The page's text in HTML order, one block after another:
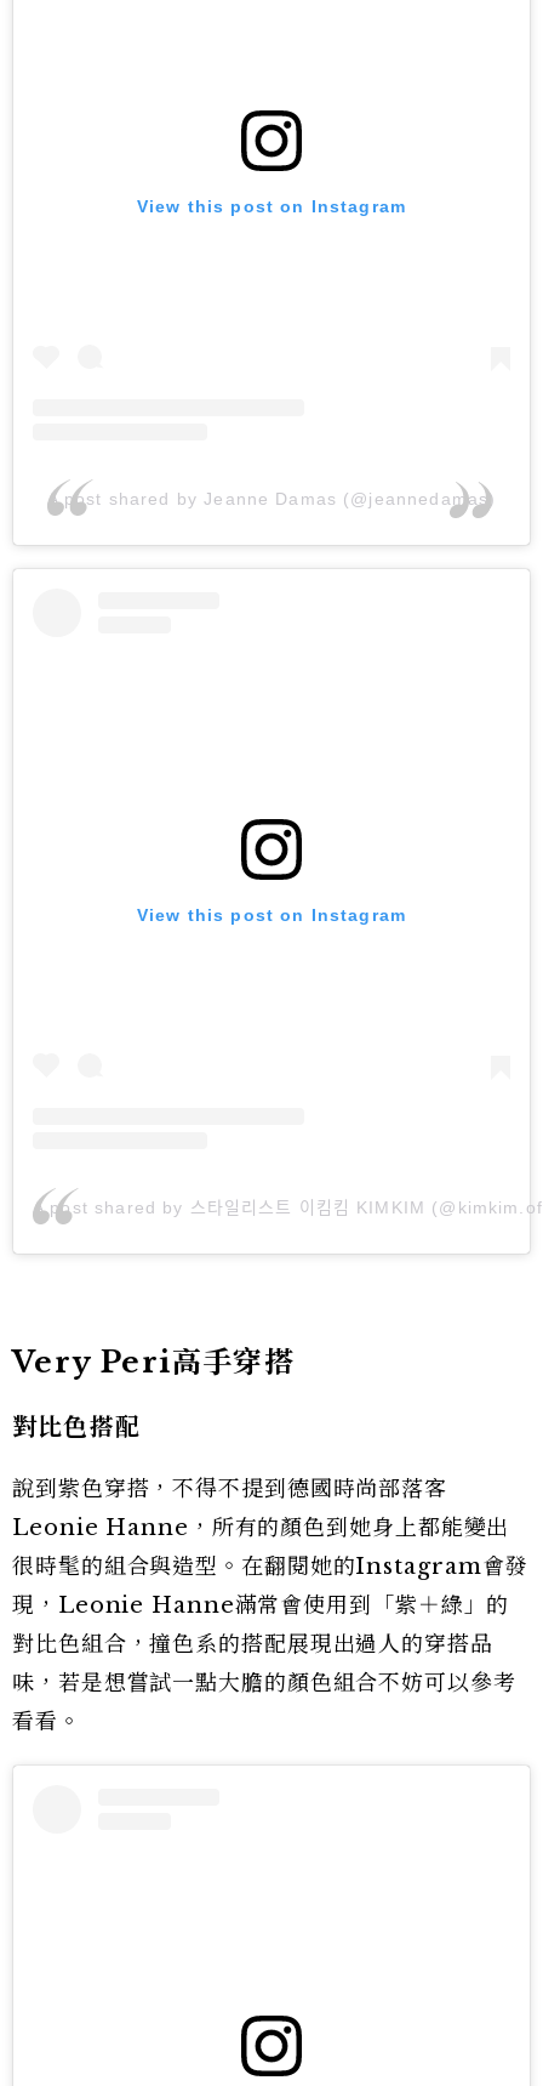
View this post on Instagram
A post shared by Jeanne Damas (@jeannedamas)
View this post on Instagram
A post shared by 스타일리스트 이킴킴 KIMKIM
Very Peri高手穿搭
對比色搭配
說到紫色穿搭，不得不提到德國時尚部落客
Leonie Hanne，所有的顏色到她身上都能變出
很時髦的組合與造型。在翻閱她的Instagram會發
現，Leonie Hanne滿常會使用到「紫＋綠」的
對比色組合，撞色系的搭配展現出過人的穿搭品
味，若是想嘗試一點大膽的顏色組合不妨可以參考
看看。